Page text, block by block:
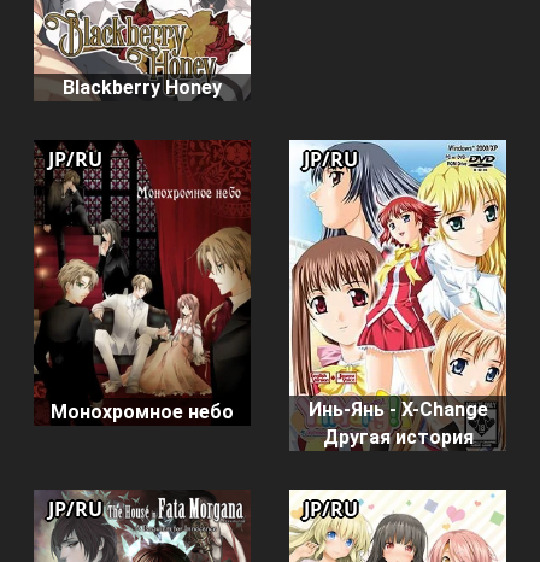
Blackberry Honey
Монохромное небо
JP/RU
Инь-Янь - X-Change
Другая история
JP/RU
JP/RU JP/RU